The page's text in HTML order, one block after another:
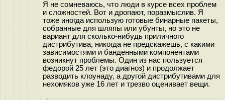
Я не сомневаюсь, что люди в курсе всех проблем
и сложностей. Вот и дропают, поразмыслив. Я
тоже иногда использую готовые бинарные пакеты,
собранные для шляпы или убунты, но это не
вариант для сколько-нибудь приличного
дистрибутива, никогда не предскажешь, с какими
зависимостями и банденными компонентами
возникнут проблемы. Один из нас пользуется
федорой 25 лет (это диагноз) и продолжает
разводить клоунаду, а другой дистрибутивами для
нехомяков уже 16 лет и трезво оценивает вещи.